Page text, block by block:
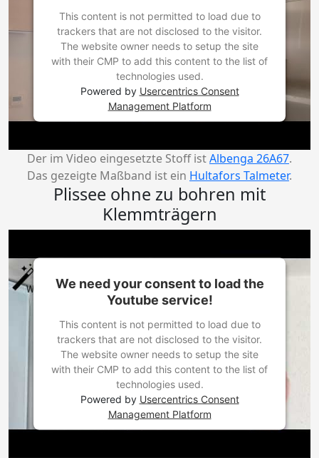
This content is not permitted to load due to
trackers that are not disclosed to the visitor.
The website owner needs to setup the site
with their CMP to add this content to the list of
technologies used.
Powered by Usercentrics Consent
Management Platform
Der im Video eingesetzte Stoff istAlbenga 26A67.
Das gezeigte Maßband ist ein Hultafors Talmeter.
Plissee ohne zu bohren mit
Klemmträgern
We need your consent to load the
Youtube service!
This content is not permitted to load due to
trackers that are not disclosed to the visitor.
The website owner needs to setup the site
with their CMP to add this content to the list of
technologies used.
Powered by Usercentrics Consent
Management Platform